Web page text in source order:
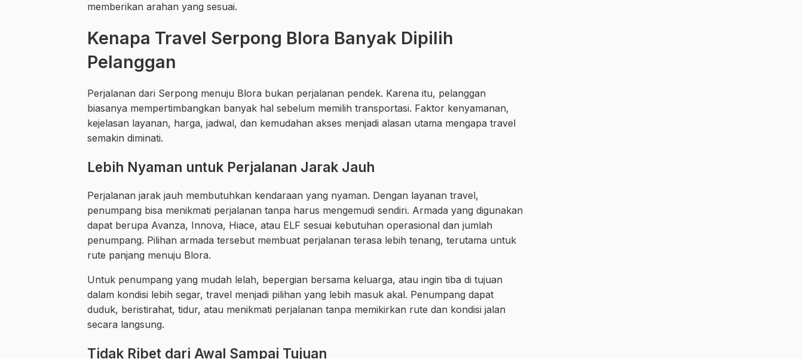
memberikan arahan yang sesuai.
Kenapa Travel Serpong Blora Banyak Dipilih
Pelanggan
Perjalanan dari Serpong menuju Blora bukan perjalanan pendek. Karena itu, pelanggan
biasanya mempertimbangkan banyak hal sebelum memilih transportasi. Faktor kenyamanan,
kejelasan layanan, harga, jadwal, dan kemudahan akses menjadi alasan utama mengapa travel
semakin diminati.
Lebih Nyaman untuk Perjalanan Jarak Jauh
Perjalanan jarak jauh membutuhkan kendaraan yang nyaman. Dengan layanan travel,
penumpang bisa menikmati perjalanan tanpa harus mengemudi sendiri. Armada yang digunakan
dapat berupa Avanza, Innova, Hiace, atau ELF sesuai kebutuhan operasional dan jumlah
penumpang. Pilihan armada tersebut membuat perjalanan terasa lebih tenang, terutama untuk
rute panjang menuju Blora.
Untuk penumpang yang mudah lelah, bepergian bersama keluarga, atau ingin tiba di tujuan
dalam kondisi lebih segar, travel menjadi pilihan yang lebih masuk akal. Penumpang dapat
duduk, beristirahat, tidur, atau menikmati perjalanan tanpa memikirkan rute dan kondisi jalan
secara langsung.
Tidak Ribet dari Awal Sampai Tujuan